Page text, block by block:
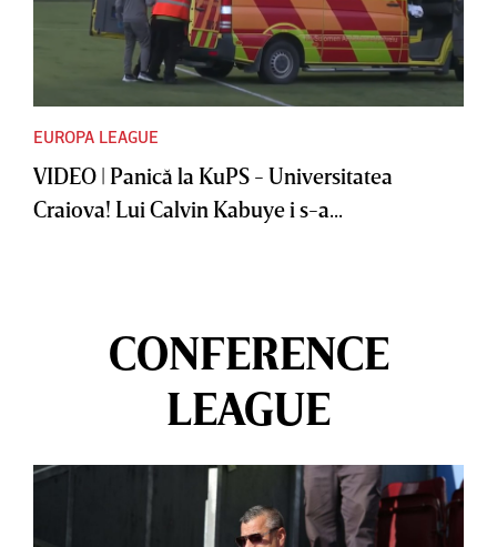
EUROPA LEAGUE
VIDEO | Panică la KuPS - Universitatea
Craiova! Lui Calvin Kabuye i s-a...
CONFERENCE
LEAGUE